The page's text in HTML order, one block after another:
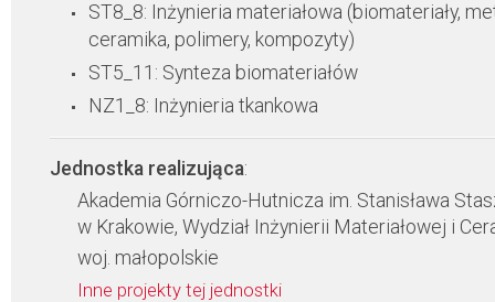
ST8_8: Inżynieria materiałowa (biomateriały,
ceramika, polimery, kompozyty)
ST5_11: Synteza biomateriałów
NZ1_8: Inżynieria tkankowa
Jednostka realizująca:
Akademia Górniczo-Hutnicza im. Stanisława
w Krakowie, Wydział Inżynierii Materiałowej i
woj. małopolskie
Inne projekty tej jednostki